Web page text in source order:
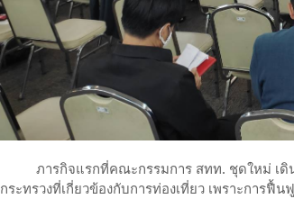
ภารกิจแรกที่คณะกรรมการ สทท. ชุดใหม่ เดิน
กระทรวงที่เกี่ยวข้องกับการท่องเที่ยว เพราะการฟื้